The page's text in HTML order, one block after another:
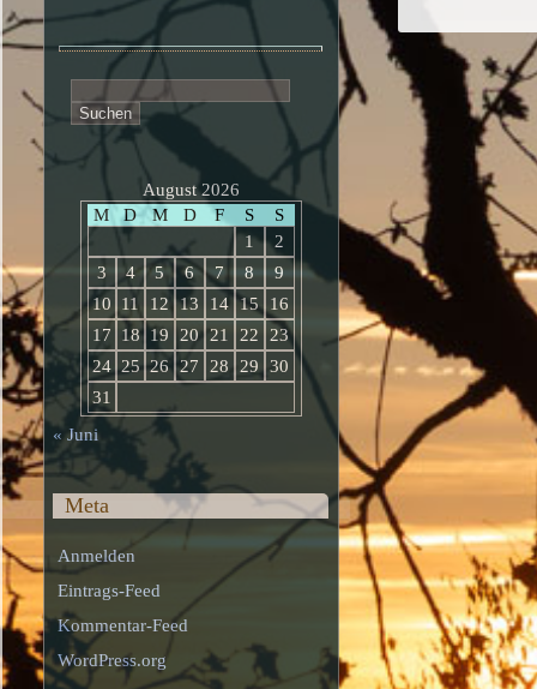
nach:
August 2026
M
D M D F S
S
1
2
3
4 5 6 7 8
9
10
11 12 13 14 15
16
17
18 19 20 21 22
23
24 25 26 27 28 29
30
31
« Juni
Meta
Anmelden
Eintrags-Feed
Kommentar-Feed
WordPress.org